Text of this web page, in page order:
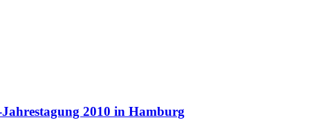
Jahrestagung 2010 in Hamburg